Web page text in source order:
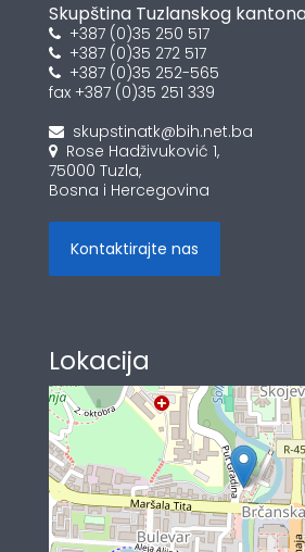
Skupština Tuzlanskog
+387 (0)35 250 517
+387 (0)35 272 517
+387 (0)35 252-565
fax +387 (0)35 251 339
skupstinatk@bih.net.ba
Rose Hadživuković 1,
75000 Tuzla,
Bosna i Hercegovina
Kontaktirajte nas
Lokacija